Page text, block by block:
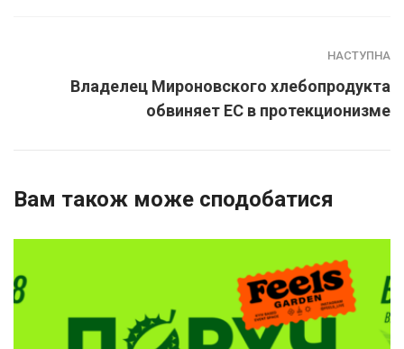
НАСТУПНА
Владелец Мироновского хлебопродукта
обвиняет ЕС в протекционизме
Вам також може сподобатися